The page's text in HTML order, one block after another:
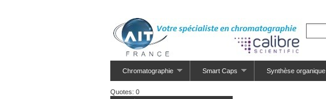
Chromatographie Smart Caps Synthèse organique
Quotes: 0